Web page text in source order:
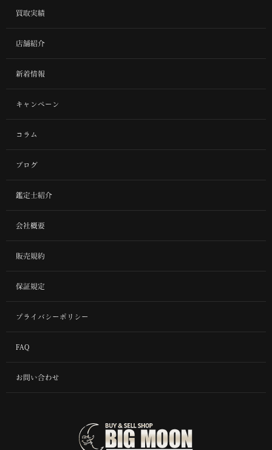
買取実績
店舗紹介
新着情報
キャンペーン
コラム
ブログ
鑑定士紹介
会社概要
販売規約
保証規定
プライバシーポリシー
FAQ
お問い合わせ